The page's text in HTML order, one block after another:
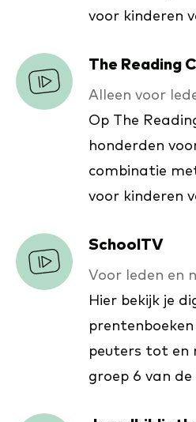
voor kinderen
The Reading
Alleen voor
Op The
honderden
combinatie
voor kinderen
SchoolTV
Voor leden en
Hier bekijk je
peuters tot en
groep 6 van de